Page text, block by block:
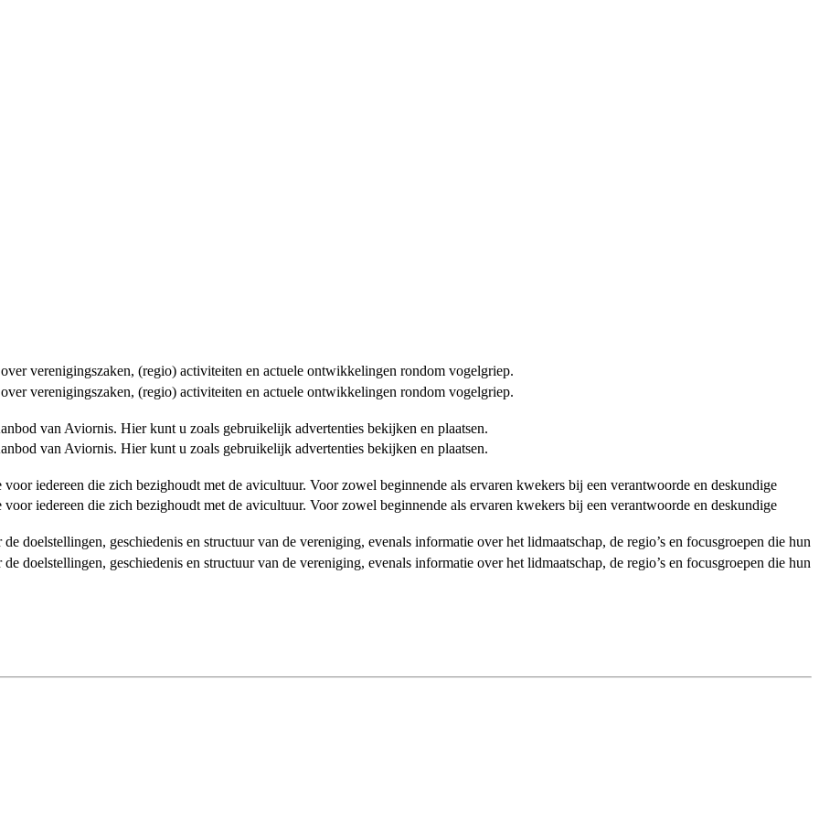
verenigingszaken, (regio) activiteiten en actuele ontwikkelingen rondom vogelgriep.
verenigingszaken, (regio) activiteiten en actuele ontwikkelingen rondom vogelgriep.
van Aviornis. Hier kunt u zoals gebruikelijk advertenties bekijken en plaatsen.
van Aviornis. Hier kunt u zoals gebruikelijk advertenties bekijken en plaatsen.
iedereen die zich bezighoudt met de avicultuur. Voor zowel beginnende als ervaren kwekers bij een verantwoorde en deskundige
iedereen die zich bezighoudt met de avicultuur. Voor zowel beginnende als ervaren kwekers bij een verantwoorde en deskundige
doelstellingen, geschiedenis en structuur van de vereniging, evenals informatie over het lidmaatschap, de regio’s en focusgroepen die hun
doelstellingen, geschiedenis en structuur van de vereniging, evenals informatie over het lidmaatschap, de regio’s en focusgroepen die hun